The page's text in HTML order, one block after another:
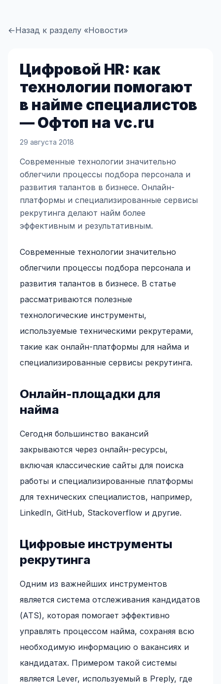
←Назад к разделу «Новости»
Цифровой HR: как
технологии помогают
в найме специалистов
— Офтоп на vc.ru
29 августа 2018
Современные технологии значительно
облегчили процессы подбора персонала и
развития талантов в бизнесе. Онлайн-
платформы и специализированные сервисы
рекрутинга делают найм более
эффективным и результативным.
Современные технологии значительно
облегчили процессы подбора персонала и
развития талантов в бизнесе. В статье
рассматриваются полезные
технологические инструменты,
используемые техническими рекрутерами,
такие как онлайн-платформы для найма и
специализированные сервисы рекрутинга.
Онлайн-площадки для
найма
Сегодня большинство вакансий
закрываются через онлайн-ресурсы,
включая классические сайты для поиска
работы и специализированные платформы
для технических специалистов, например,
LinkedIn, GitHub, Stackoverflow и другие.
Цифровые инструменты
рекрутинга
Одним из важнейших инструментов
является система отслеживания кандидатов
(ATS), которая помогает эффективно
управлять процессом найма, сохраняя всю
необходимую информацию о вакансиях и
кандидатах. Примером такой системы
является Lever, используемый в Preply, где